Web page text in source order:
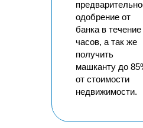
одобрение от
банка в
часов, а так же
получить
машканту до
от стоимости
недвижимости.